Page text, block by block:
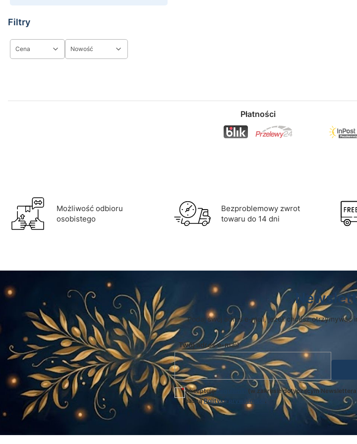
Filtry
Cena Nowość
Płatności
Możliwość odbioru
osobistego
Bezproblemowy zwrot
towaru do 14 dni
Podaj swój adres e-mail, jeżeli chcesz otrzymywać
Twój adres e-mail
AkceptujęRegulamin
(w zakresie dotyczącym
nasząPolityką prywatności .